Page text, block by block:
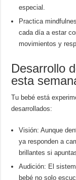
especial.
Practica
cada día a estar
movimientos y
Desarrollo
esta
Tu bebé está
desarrollados:
Visión: Aunque
ya responden a
brillantes si
Audición: El
bebé no solo